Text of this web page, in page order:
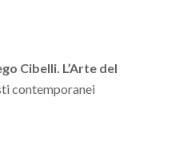
Cibelli. L’Arte del
contemporanei